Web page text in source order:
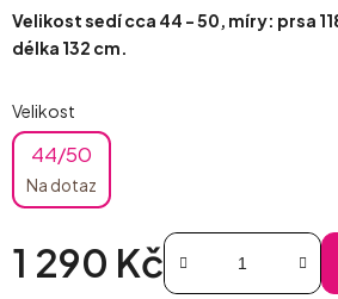
Velikost sedí cca 44 - 50, míry: prsa
délka 132 cm.
Velikost
44/50
Na dotaz
1 290 Kč